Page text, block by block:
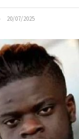
20/07/2025